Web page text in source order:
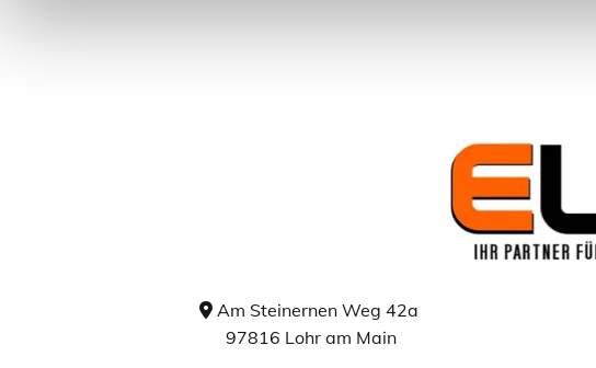
Am Steinernen Weg 42a
97816 Lohr am Main